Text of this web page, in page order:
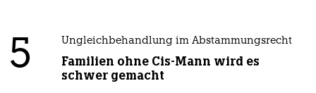
5 Ungleichbehandlung im Abstammungsrecht
Familien ohne Cis-Mann wird es
schwer gemacht